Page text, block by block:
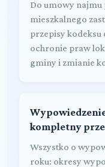
Do umowy
mieszkalnego
przepisy kodeksu
ochronie praw
gminy i zmianie
kompletny
Wszystko o
roku: okresy